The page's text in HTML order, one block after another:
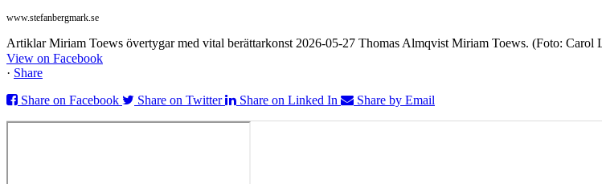
www.stefanbergmark.se
Artiklar Miriam Toews övertygar med vital berättarkonst 2026-05-27 Thomas Almqvist Miriam Toews. (Foto:
View on Facebook
· Share
Share on Facebook
Share on Twitter Share on Linked In Share by Email